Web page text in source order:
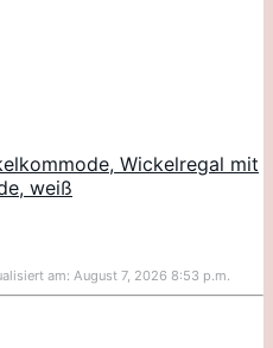
Wickelregal mit
weiß
am: August 7, 2026 8:53 p.m.